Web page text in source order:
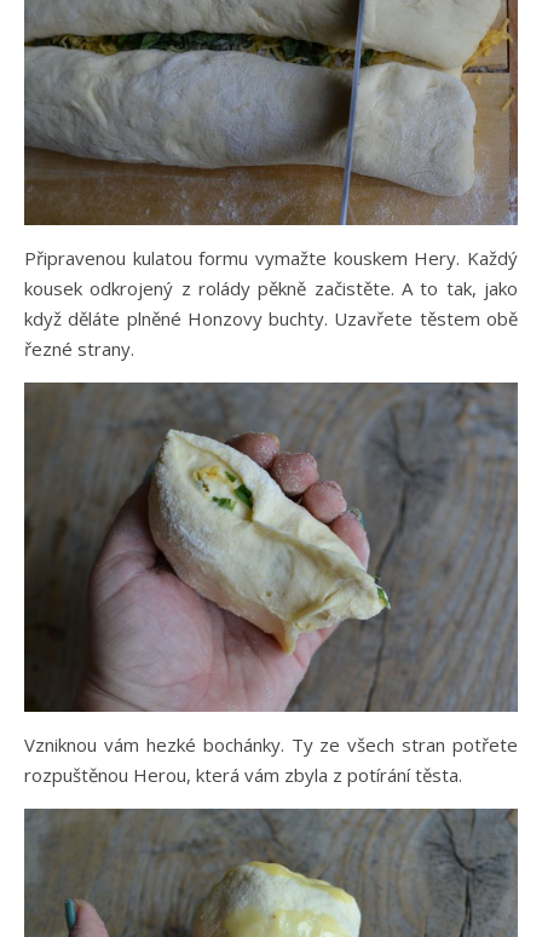
Připravenou kulatou formu vymažte kouskem Hery. Každý
kousek odkrojený z rolády pěkně začistěte. A to tak, jako
když děláte plněné Honzovy buchty. Uzavřete těstem obě
řezné strany.
Vzniknou vám hezké bochánky. Ty ze všech stran potřete
rozpuštěnou Herou, která vám zbyla z potírání těsta.